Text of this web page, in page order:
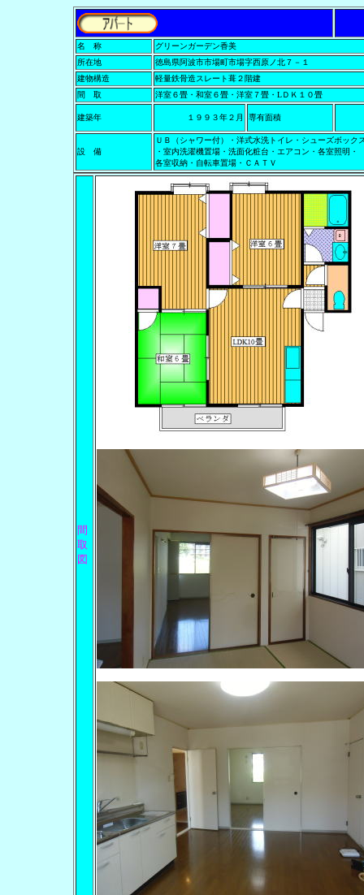
名 称
グリーンガーデン香美
所在地
徳島県阿波市市場町市場字西原ノ北７－１
建物構造
軽量鉄骨造スレート葺２階建
間 取
洋室６畳・和室６畳・洋室７畳・LＤＫ１０畳
建築年 １９９３年２月 専有面積
設 備
ＵＢ（シャワー付）・洋式水洗トイレ・シューズボック
・室内洗濯機置場・洗面化粧台・エアコン・各室照明・
各室収納・自転車置場・ＣＡＴＶ
間
取
図